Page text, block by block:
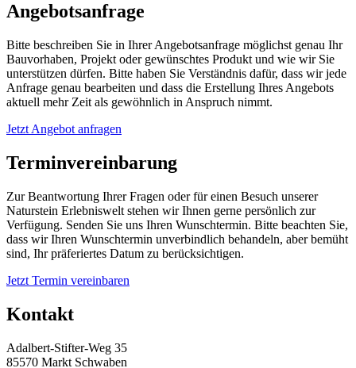
Angebotsanfrage
Bitte beschreiben Sie in Ihrer Angebotsanfrage möglichst genau Ihr
Bauvorhaben, Projekt oder gewünschtes Produkt und wie wir Sie
unterstützen dürfen. Bitte haben Sie Verständnis dafür, dass wir jede
Anfrage genau bearbeiten und dass die Erstellung Ihres Angebots
aktuell mehr Zeit als gewöhnlich in Anspruch nimmt.
Jetzt Angebot anfragen
Terminvereinbarung
Zur Beantwortung Ihrer Fragen oder für einen Besuch unserer
Naturstein Erlebniswelt stehen wir Ihnen gerne persönlich zur
Verfügung. Senden Sie uns Ihren Wunschtermin. Bitte beachten Sie,
dass wir Ihren Wunschtermin unverbindlich behandeln, aber bemüht
sind, Ihr präferiertes Datum zu berücksichtigen.
Jetzt Termin vereinbaren
Kontakt
Adalbert-Stifter-Weg 35
85570 Markt Schwaben